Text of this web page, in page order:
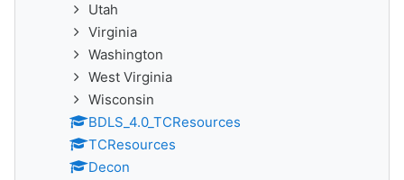
Utah
Virginia
Washington
West Virginia
Wisconsin
BDLS_4.0_TCResources
TCResources
Decon